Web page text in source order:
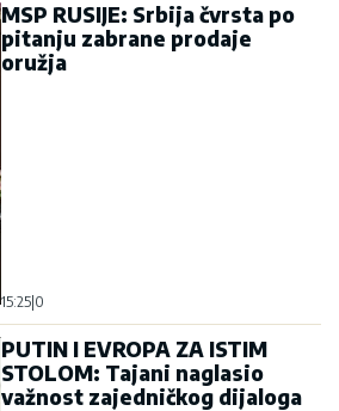
MSP RUSIJE: Srbija čvrsta po
pitanju zabrane prodaje
oružja
15:25 0
PUTIN I EVROPA ZA ISTIM
STOLOM: Tajani naglasio
važnost zajedničkog dijaloga